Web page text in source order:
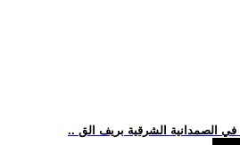
في الصمدانية الشرقية بريف الق